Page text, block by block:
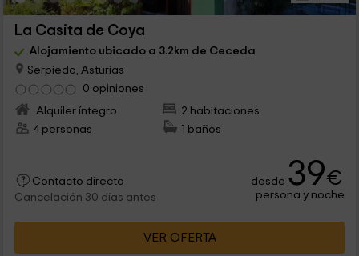
La Casita de Coya
Alojamiento ubicado a 3.2km de Ceceda
Serpiedo, Asturias
0 opiniones
Alquiler íntegro
2 habitaciones
4 personas
1 baños
Contacto directo
Cancelación 30 días antes
desde 39€
persona y noche
VER OFERTA